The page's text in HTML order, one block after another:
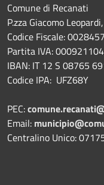
Comune di Recanati
P.zza Giacomo
Codice Fiscale:
Partita IVA:
IBAN: IT 12 S 08765
Codice IPA: UFZ68Y
PEC:
Email:
Centralino Unico: